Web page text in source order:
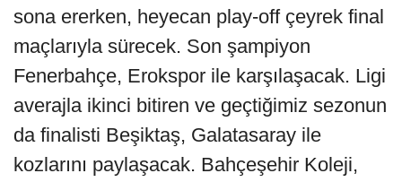
sona ererken, heyecan play-off çeyrek final
maçlarıyla sürecek. Son şampiyon
Fenerbahçe, Erokspor ile karşılaşacak. Ligi
averajla ikinci bitiren ve geçtiğimiz sezonun
da finalisti Beşiktaş, Galatasaray ile
kozlarını paylaşacak. Bahçeşehir Koleji,